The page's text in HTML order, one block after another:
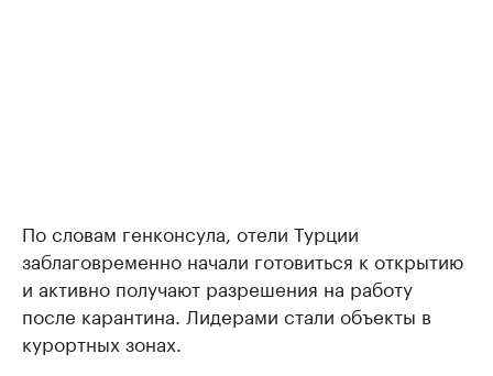
По словам генконсула, отели Турции
заблаговременно начали готовиться к открытию
и активно получают разрешения на работу
после карантина. Лидерами стали объекты в
курортных зонах.